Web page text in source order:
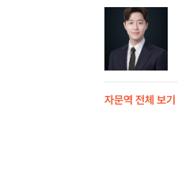
자문역 전체 보기